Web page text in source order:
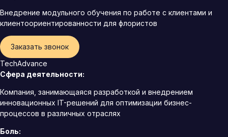
Внедрение модульного обучения по работе с клиентами и
клиентоориентированности для флористов
Заказать звонок
TechAdvance
Сфера деятельности:
Компания, занимающаяся разработкой и внедрением
инновационных IT-решений для оптимизации бизнес-
процессов в различных отраслях
Боль: